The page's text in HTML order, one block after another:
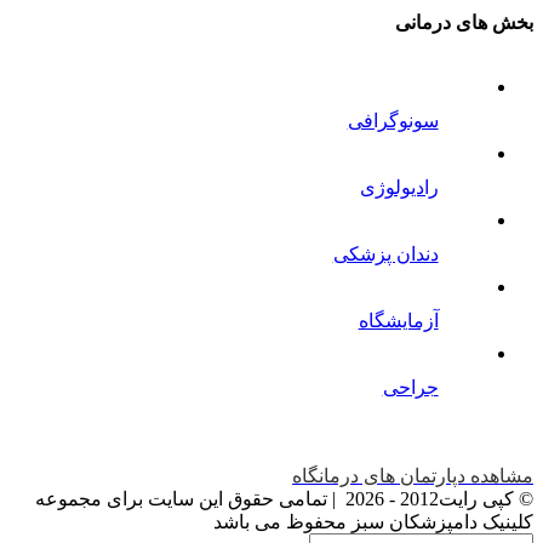
بخش های درمانی
سونوگرافی
رادیولوژی
دندان پزشکی
آزمایشگاه
جراحی
مشاهده دپارتمان های درمانگاه
© کپی رایت2012 -
2026 | تمامی حقوق این سایت برای مجموعه
کلینیک دامپزشکان سبز محفوظ می باشد